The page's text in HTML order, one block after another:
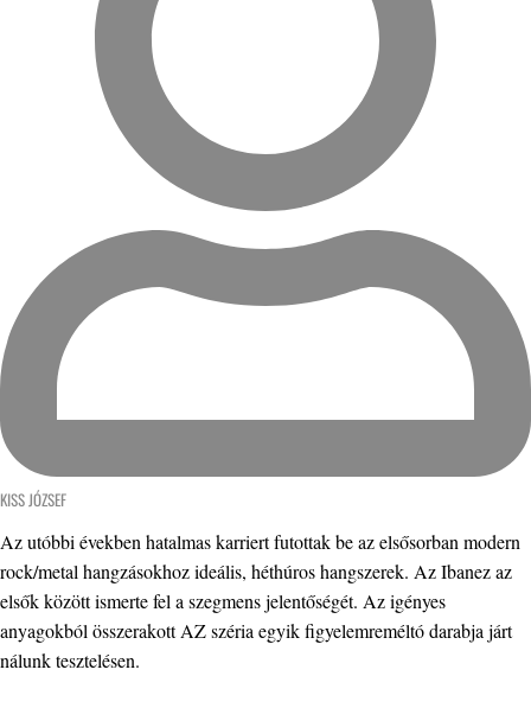
KISS JÓZSEF
Az utóbbi években hatalmas karriert futottak be az elsősorban modern
rock/metal hangzásokhoz ideális, héthúros hangszerek. Az Ibanez az
elsők között ismerte fel a szegmens jelentőségét. Az igényes
anyagokból összerakott AZ széria egyik figyelemreméltó darabja járt
nálunk tesztelésen.